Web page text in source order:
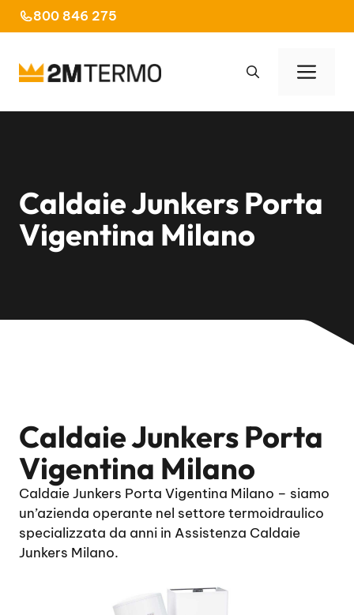
al
800 846 275
Caldaie Junkers Porta
Vigentina Milano
Caldaie Junkers Porta
Vigentina Milano
Caldaie Junkers Porta Vigentina Milano – siamo
un’azienda operante nel settore termoidraulico
specializzata da anni in Assistenza Caldaie
Junkers Milano.